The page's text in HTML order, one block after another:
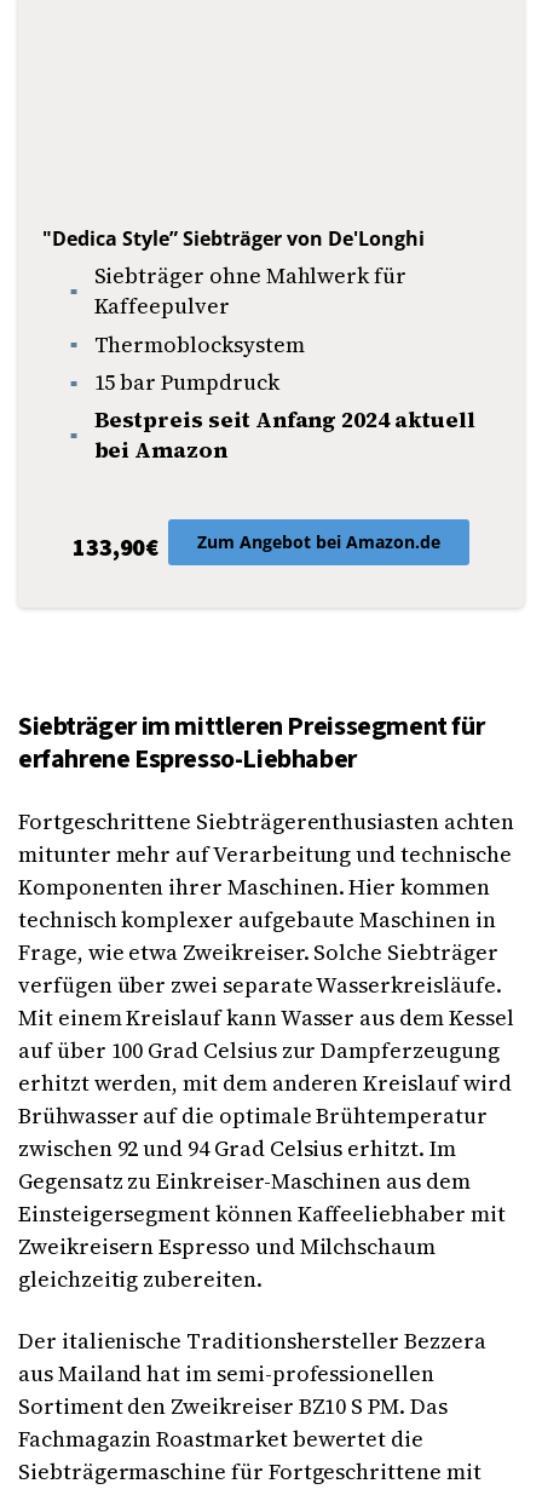
"Dedica Style” Siebträger von De'Longhi
Siebträger ohne Mahlwerk für
Kaffeepulver
Thermoblocksystem
15 bar Pumpdruck
Bestpreis seit Anfang 2024 aktuell
bei Amazon
133,90€ Zum Angebot bei Amazon.de
Siebträger im mittleren Preissegment für
erfahrene Espresso-Liebhaber
Fortgeschrittene Siebträgerenthusiasten achten
mitunter mehr auf Verarbeitung und technische
Komponenten ihrer Maschinen. Hier kommen
technisch komplexer aufgebaute Maschinen in
Frage, wie etwa Zweikreiser. Solche Siebträger
verfügen über zwei separate Wasserkreisläufe.
Mit einem Kreislauf kann Wasser aus dem Kessel
auf über 100 Grad Celsius zur Dampferzeugung
erhitzt werden, mit dem anderen Kreislauf wird
Brühwasser auf die optimale Brühtemperatur
zwischen 92 und 94 Grad Celsius erhitzt. Im
Gegensatz zu Einkreiser-Maschinen aus dem
Einsteigersegment können Kaffeeliebhaber mit
Zweikreisern Espresso und Milchschaum
gleichzeitig zubereiten.
Der italienische Traditionshersteller Bezzera
aus Mailand hat im semi-professionellen
Sortiment den Zweikreiser BZ10 S PM. Das
Fachmagazin Roastmarket bewertet die
Siebträgermaschine für Fortgeschrittene mit